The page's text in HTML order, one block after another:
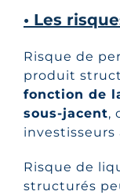
• Les
Risque de
produit
fonction de
sous-jacent,
Risque de
structurés